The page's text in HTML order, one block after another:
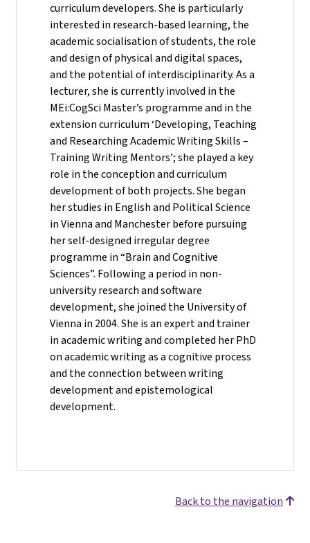
curriculum developers. She is particularly
interested in research-based learning, the
academic socialisation of students, the role
and design of physical and digital spaces,
and the potential of interdisciplinarity. As a
lecturer, she is currently involved in the
MEi:CogSci Master’s programme and in the
extension curriculum ‘Developing, Teaching
and Researching Academic Writing Skills –
Training Writing Mentors’; she played a key
role in the conception and curriculum
development of both projects. She began
her studies in English and Political Science
in Vienna and Manchester before pursuing
her self-designed irregular degree
programme in “Brain and Cognitive
Sciences”. Following a period in non-
university research and software
development, she joined the University of
Vienna in 2004. She is an expert and trainer
in academic writing and completed her PhD
on academic writing as a cognitive process
and the connection between writing
development and epistemological
development.
Back to the navigation